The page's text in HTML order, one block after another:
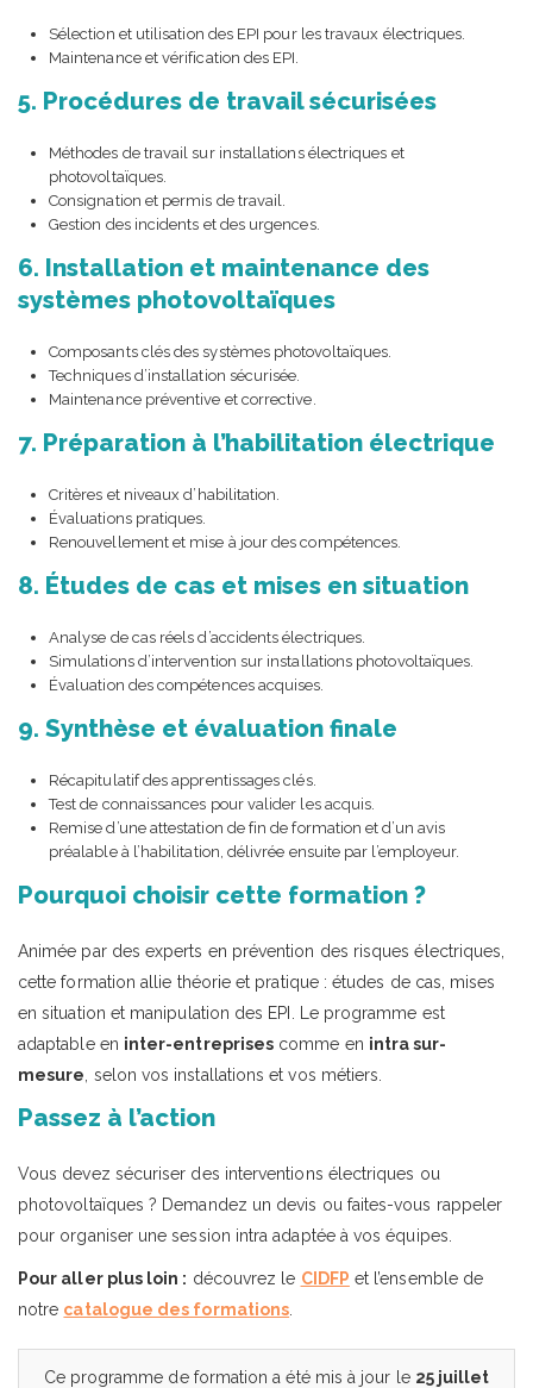
Sélection et utilisation des EPI pour les travaux électriques.
Maintenance et vérification des EPI.
5. Procédures de travail sécurisées
Méthodes de travail sur installations électriques et
photovoltaïques.
Consignation et permis de travail.
Gestion des incidents et des urgences.
6. Installation et maintenance des
systèmes photovoltaïques
Composants clés des systèmes photovoltaïques.
Techniques d’installation sécurisée.
Maintenance préventive et corrective.
7. Préparation à l’habilitation électrique
Critères et niveaux d’habilitation.
Évaluations pratiques.
Renouvellement et mise à jour des compétences.
8. Études de cas et mises en situation
Analyse de cas réels d’accidents électriques.
Simulations d’intervention sur installations photovoltaïques.
Évaluation des compétences acquises.
9. Synthèse et évaluation finale
Récapitulatif des apprentissages clés.
Test de connaissances pour valider les acquis.
Remise d’une attestation de fin de formation et d’un avis
préalable à l’habilitation, délivrée ensuite par l’employeur.
Pourquoi choisir cette formation ?
Animée par des experts en prévention des risques électriques,
cette formation allie théorie et pratique : études de cas, mises
en situation et manipulation des EPI. Le programme est
adaptable en inter-entreprises comme en intra sur-
mesure , selon vos installations et vos métiers.
Passez à l’action
Vous devez sécuriser des interventions électriques ou
photovoltaïques ? Demandez un devis ou faites-vous rappeler
pour organiser une session intra adaptée à vos équipes.
Pour aller plus loin : découvrez le CIDFP et l’ensemble de
notre catalogue des formations
Ce programme de formation a été mis à jour le 25 juillet